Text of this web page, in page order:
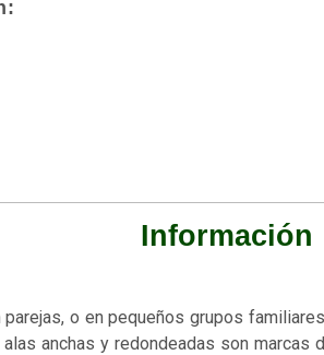
Información
o en pequeños grupos
anchas y redondeadas son marcas